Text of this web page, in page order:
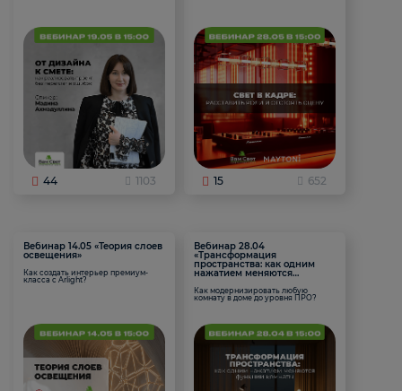
44 1103 15 652
Вебинар 14.05 «Теория слоев
освещения»
Как создать интерьер премиум-
класса с Arlight?
Вебинар 28.04
«Трансформация
пространства: как одним
нажатием меняются
Как модернизировать любую
комнату в доме до уровня ПРО?